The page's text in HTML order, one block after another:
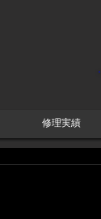
修理実績